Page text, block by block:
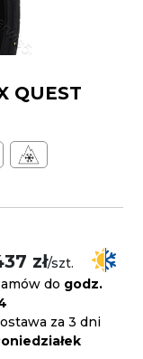
QUEST
zł/szt.
do godz.
za 3 dni